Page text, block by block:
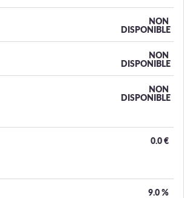
NON
DISPONIBLE
NON
DISPONIBLE
NON
DISPONIBLE
0.0€
9.0%